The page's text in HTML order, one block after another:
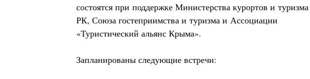
состоятся при поддержке Министерства курортов и туризма
РК, Союза гостеприимства и туризма и Ассоциации
«Туристический альянс Крыма».
Запланированы следующие встречи: